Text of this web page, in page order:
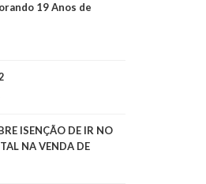
19 Anos de
ISENÇÃO DE IR NO
NA VENDA DE